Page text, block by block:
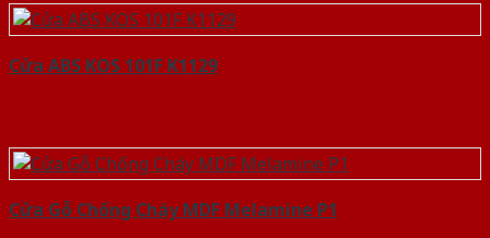
Cửa ABS KOS 101F K1129
Cửa Gỗ Chống Cháy MDF Melamine P1